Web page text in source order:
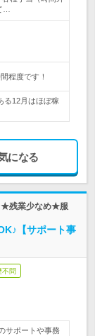
…
程度です！
る12月はほぼ稼
になる
★残業少なめ★服
【サポート事
不問
サポートや事務